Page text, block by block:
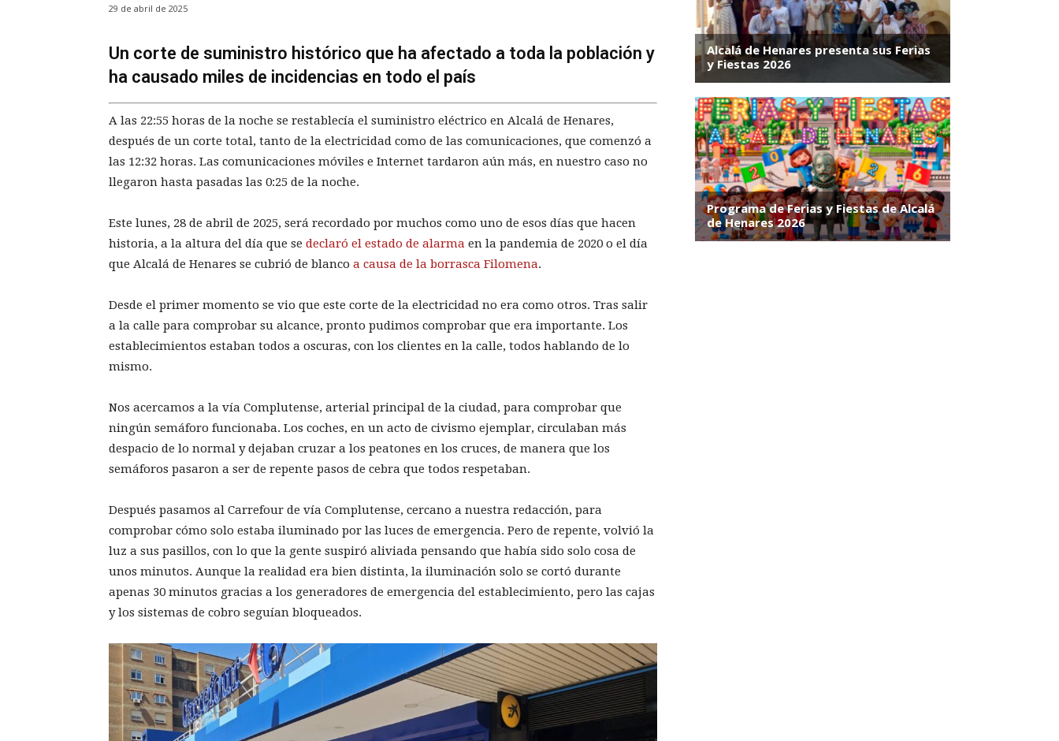
29 de abril de 2025
Un corte de suministro histórico que ha afectado a toda la población y
ha causado miles de incidencias en todo el país
A las 22:55 horas de la noche se restablecía el suministro eléctrico en Alcalá de Henares,
después de un corte total, tanto de la electricidad como de las comunicaciones, que comenzó a
las 12:32 horas. Las comunicaciones móviles e Internet tardaron aún más, en nuestro caso no
llegaron hasta pasadas las 0:25 de la noche.
Este lunes, 28 de abril de 2025, será recordado por muchos como uno de esos días que hacen
historia, a la altura del día que se declaró el estado de alarma en la pandemia de 2020 o el día
que Alcalá de Henares se cubrió de blanco a causa de la borrasca Filomena.
Desde el primer momento se vio que este corte de la electricidad no era como otros. Tras salir
a la calle para comprobar su alcance, pronto pudimos comprobar que era importante. Los
establecimientos estaban todos a oscuras, con los clientes en la calle, todos hablando de lo
mismo.
Nos acercamos a la vía Complutense, arterial principal de la ciudad, para comprobar que
ningún semáforo funcionaba. Los coches, en un acto de civismo ejemplar, circulaban más
despacio de lo normal y dejaban cruzar a los peatones en los cruces, de manera que los
semáforos pasaron a ser de repente pasos de cebra que todos respetaban.
Después pasamos al Carrefour de vía Complutense, cercano a nuestra redacción, para
comprobar cómo solo estaba iluminado por las luces de emergencia. Pero de repente, volvió la
luz a sus pasillos, con lo que la gente suspiró aliviada pensando que había sido solo cosa de
unos minutos. Aunque la realidad era bien distinta, la iluminación solo se cortó durante
apenas 30 minutos gracias a los generadores de emergencia del establecimiento, pero las cajas
y los sistemas de cobro seguían bloqueados.